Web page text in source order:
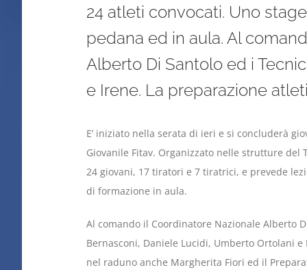
24 atleti convocati. Uno
pedana ed in aula. Al
Alberto Di Santolo ed i
e Irene. La preparazione
E’ iniziato nella serata di ieri e si concluderà
Giovanile Fitav. Organizzato nelle strutture del
24 giovani, 17 tiratori e 7 tiratrici, e prevede
di formazione in aula.
Al comando il Coordinatore Nazionale Alberto
Bernasconi, Daniele Lucidi, Umberto Ortolani
nel raduno anche Margherita Fiori ed il